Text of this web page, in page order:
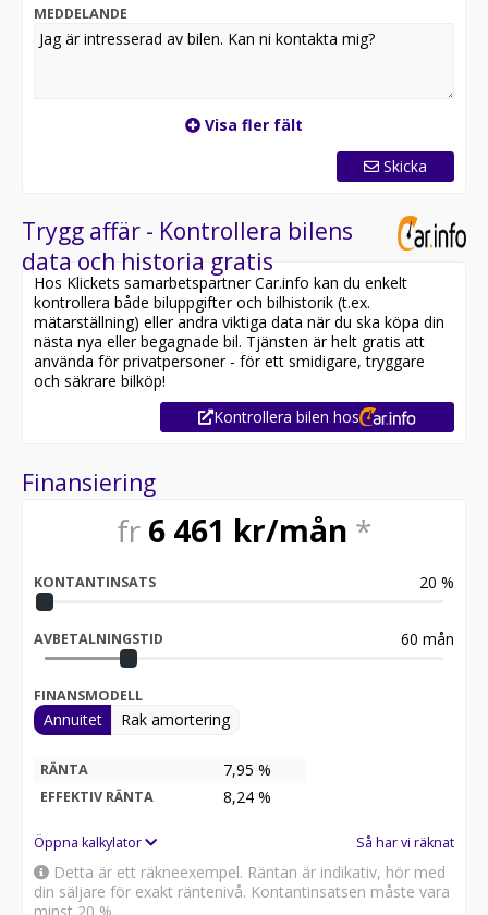
Utrustning inkluderar:
- Head Up Display
- Läderklädsel
Jämför denna bil med någon av våra andra Lexus RX i
lager. Se våra bilar på
https://www.riddermarkbil.se/kopa-bil/?series=rx
Övrig information om bilen:
Vid blandad körning är förbrukning endast 0.55 l/mil
Besiktigad till och med 2027-03-31
Endast 1 tidigare brukare
Möjlighet till 12-60 månaders garanti
2022-09-28 - 2898 mil
2026-01-13 - 4538 mil
Besök
för att:
• Se närbilder och film på bilen
• Reservera bilen direkt online
• Få mer info om utrustning och tillval
Därför ska du välja Riddermark Bil:
* Störst i Sverige på begagnade bilar
* 14 dagars helförsäkring via Folksam
* Över 10 tusen omdömen på Trustpilot
* Kvalitetssäkrade bilar
RIDDERMARK BIL TRYGGHETSPAKET:
Skydda din bil med vårt trygghetspaket. Välj mellan 12-
MEDDELANDE
Visa fler fält
Skicka
Trygg affär - Kontrollera bilens
data och historia gratis
Hos Klickets samarbetspartner Car.info kan du enkelt
kontrollera både biluppgifter och bilhistorik (t.ex.
mätarställning) eller andra viktiga data när du ska köpa din
nästa nya eller begagnade bil. Tjänsten är helt gratis att
använda för privatpersoner - för ett smidigare, tryggare
och säkrare bilköp!
Kontrollera bilen hos
Finansiering
fr 6 461 kr/mån *
KONTANTINSATS 20 %
AVBETALNINGSTID 60 mån
FINANSMODELL
Annuitet Rak amortering
RÄNTA 7,95 %
EFFEKTIV RÄNTA 8,24 %
Öppna kalkylator Så har vi räknat
Detta är ett räkneexempel. Räntan är indikativ, hör med
din säljare för exakt räntenivå. Kontantinsatsen måste vara
minst 20 %.